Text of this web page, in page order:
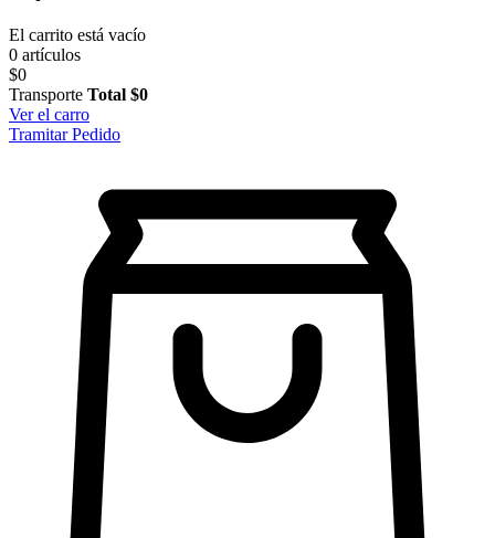
El carrito está vacío
0 artículos
$0
Transporte Total $0
Ver el carro
Tramitar Pedido